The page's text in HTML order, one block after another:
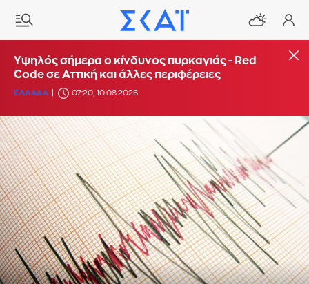
Υψηλός σήμερα ο κίνδυνος πυρκαγιάς - Red
Code σε Αττική και άλλες περιφέρειες
ΕΛΛΑΔΑ 07:20, 10.08.2026